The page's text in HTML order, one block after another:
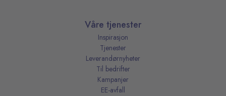
Våre tjenester
Inspirasjon
Tjenester
Leverandørnyheter
Til bedrifter
Kampanjer
EE-avfall